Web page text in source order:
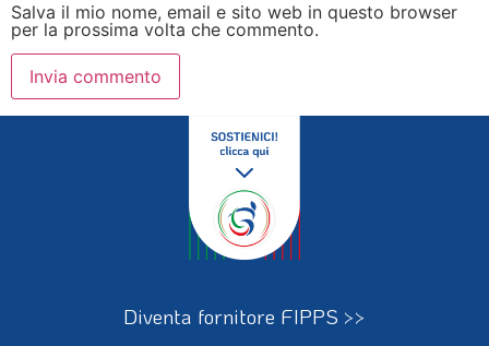
Salva il mio nome, email e sito web in questo browser
per la prossima volta che commento.
Diventa fornitore FIPPS >>